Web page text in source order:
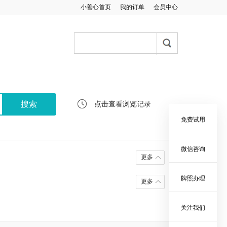
小善心首页 我的订单 会员中心
点击查看浏览记录
更多
更多
免费试用
微信咨询
牌照办理
关注我们